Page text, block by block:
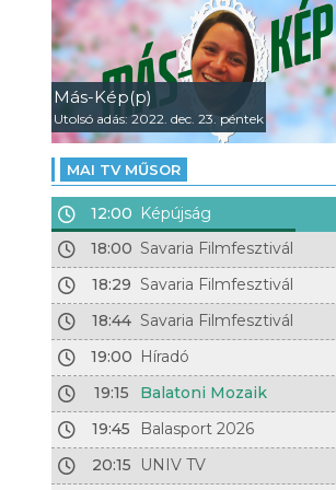
Más-Kép(p)
Utolsó adás: 2022. dec. 23. péntek
MAI TV MŰSOR
12:00 Képújság
18:00 Savaria Filmfesztivál
18:29 Savaria Filmfesztivál
18:44 Savaria Filmfesztivál
19:00 Híradó
19:15
Balatoni Mozaik
19:45
Balasport 2026
20:15
UNIV TV